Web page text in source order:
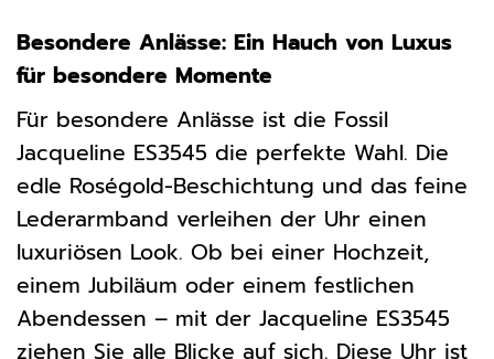
Besondere Anlässe: Ein Hauch von Luxus
für besondere Momente
Für besondere Anlässe ist die Fossil
Jacqueline ES3545 die perfekte Wahl. Die
edle Roségold-Beschichtung und das feine
Lederarmband verleihen der Uhr einen
luxuriösen Look. Ob bei einer Hochzeit,
einem Jubiläum oder einem festlichen
Abendessen – mit der Jacqueline ES3545
ziehen Sie alle Blicke auf sich. Diese Uhr ist